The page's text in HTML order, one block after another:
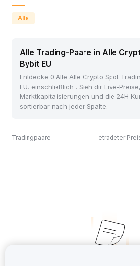
Alle
Alle Trading-Paare in Alle
Bybit EU
Entdecke 0 Alle Alle Crypto Spot
EU, einschließlich . Sieh dir Live-Preise,
Marktkapitalisierungen und die 24H
sortierbar nach jeder Spalte.
Tradingpaare Zuletzt getradeter